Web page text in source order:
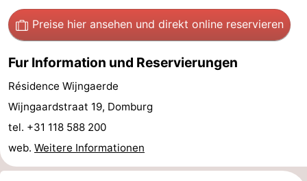
tun
Museen
-
Denkmäler
-
Mühlen
-
Leuchtturme
Aussichtspunkte
Attraktionen
Preise hier ansehen und direkt online reservieren
Fur Information und Reservierungen
Résidence Wijngaerde
Wijngaardstraat 19, Domburg
tel. +31 118 588 200
web. Weitere Informationen